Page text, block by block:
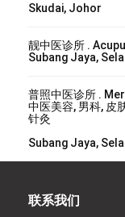
Skudai, Johor
靓中医诊所 .
Subang Jaya,
普照中医诊所 .
中医美容, 男科, 皮
针灸
Subang Jaya,
联系我们